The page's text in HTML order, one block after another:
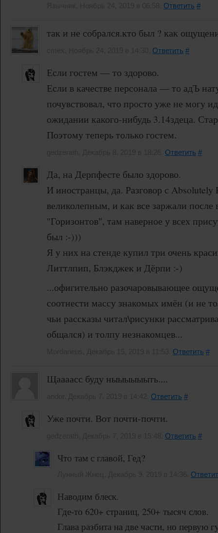
Ответить #
так и не собрался.кто был ? как
Ответить #
Если гостем — то здорово.
Если в качестве персонала — то адЪ
почувствовал, что просто уже не могу
ожидании какого-нибудь 3.14здеца.
Поэтому теперь только гостем.
Ответить #
Да, на Дерпфесте было здорово.
И иностранцы, да. Разговор с
великолепным, и как все заржали
"Горизонтов", там наверное у всех
был :-)))
Я у них на стенде купил три очень
Литтлпип, Блэкджек и Дёрпи :-)
...офигительно разочаровывающее
соотнести массу знакомых имён (и не
чьи рассказы читал\рисунки
общался) и толпу незнакомцев...
Ответить #
Щаааасс буду ныыыыыыть....
Ответить #
Уже почти. Вот почти-почти.
Ответить #
Что там с главой, Гед?
Наводим блеск.
Где-то 620+ страниц, 250+ тысяч слов.
Глава разбита на две части, но первую